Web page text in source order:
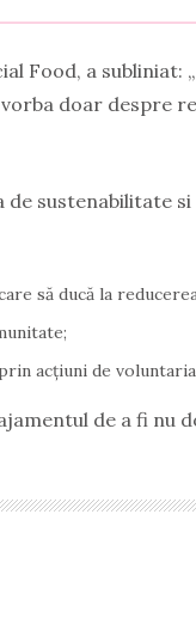
Food, a
doar despre
sustenabilitate
să ducă la
acțiuni de
de a fi nu